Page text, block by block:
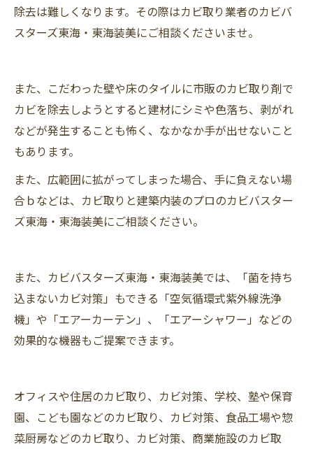
除去は難しくなります。その際はカビ取り業者のカビバ
スターズ東海・東海装美にご相談くださいませ。
また、こだわった壁や床のタイルに市販のカビ取り剤で
カビを除去しようとすると建材にシミや色落ち、剥がれ
などが発生することも怖く、なかなか手が出せないこと
もあります。
また、広範囲に拡がってしまった場合、手に負えない場
合ｂなどは、カビ取りと建築内装のプロのカビバスター
ズ東海・東海装美にご相談ください。
また、カビバスターズ東海・東海装美では、「菌を持ち
込まないカビ対策」もできる「空気循環式紫外線洗浄
機」や「エアーカーテン」、「エアーシャワー」などの
効果的な機器もご提案できます。
オフィスや住居のカビ取り、カビ対策、学校、塾や保育
園、こども園などのカビ取り、カビ対策、食品工場や惣
菜厨房などのカビ取り、カビ対策、商業施設のカビ取